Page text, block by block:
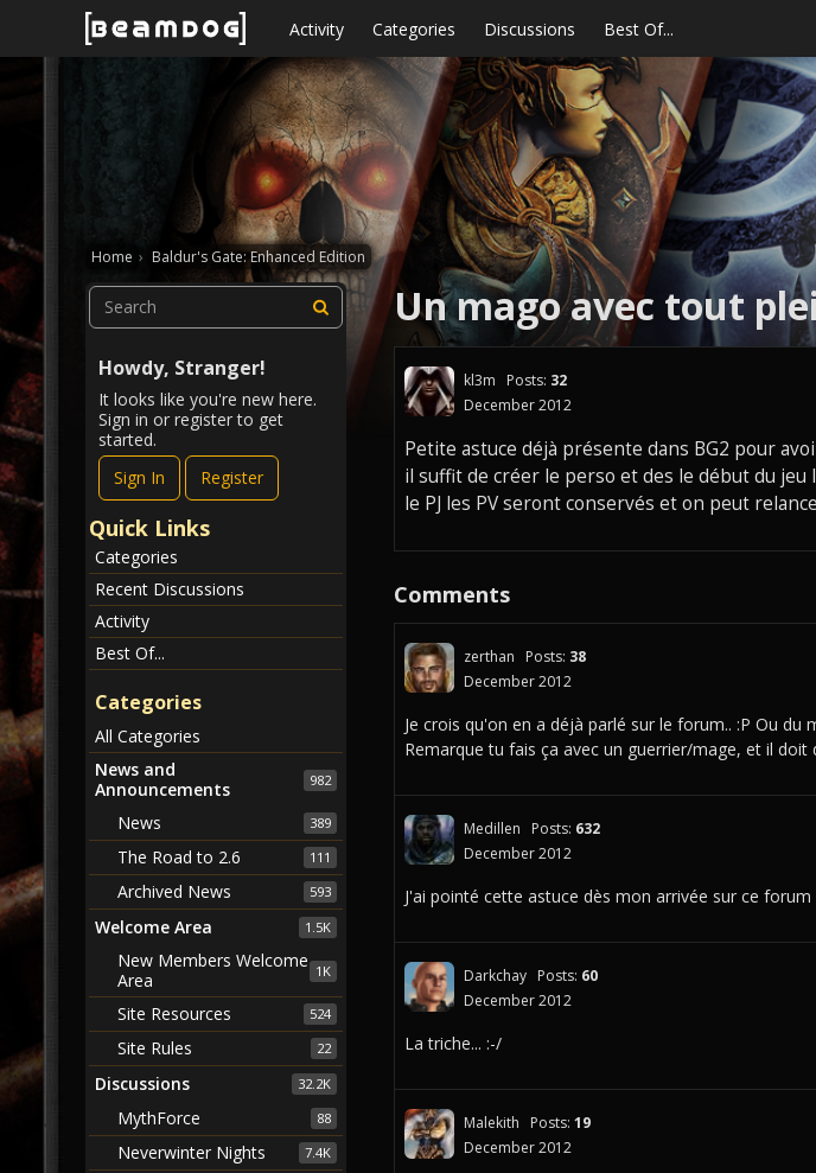
Skip to content Activity Categories Discussions Best Of...
Home › Baldur's Gate: Enhanced Edition
Un mago avec tout
kl3m Posts: 32
December 2012
Petite astuce déjà présente dans BG2 pour
il suffit de créer le perso et des le début du jeu
le PJ les PV seront conservés et on peut
Comments
zerthan Posts: 38
December 2012
Je crois qu'on en a déjà parlé sur le forum.. :P Ou
Remarque tu fais ça avec un guerrier/mage, et il
Medillen Posts: 632
December 2012
J'ai pointé cette astuce dès mon arrivée sur ce
Darkchay Posts: 60
December 2012
La triche... :-/
Malekith Posts: 19
December 2012
Howdy, Stranger!
It looks like you're new here.
Sign in or register to get
started.
Sign In
Register
Quick Links
Categories
Recent Discussions
Activity
Best Of...
Categories
All Categories
982
News and
Announcements
389
News
111
The Road to 2.6
593
Archived News
1.5K
Welcome Area
1K
New Members Welcome
Area
524
Site Resources
22
Site Rules
32.2K
Discussions
88
MythForce
7.4K
Neverwinter Nights